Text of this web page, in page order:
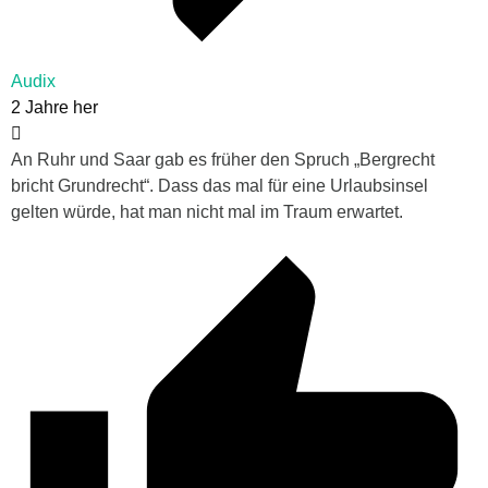
Audix
2 Jahre her
An Ruhr und Saar gab es früher den Spruch „Bergrecht
bricht Grundrecht“. Dass das mal für eine Urlaubsinsel
gelten würde, hat man nicht mal im Traum erwartet.